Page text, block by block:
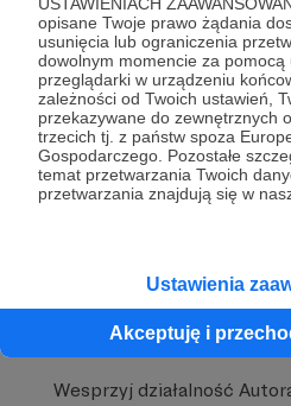
opisane Twoje prawo żądania
usunięcia lub ograniczenia
dowolnym momencie za pomocą
przeglądarki w urządzeniu
zależności od Twoich ustawień,
przekazywane do zewnętrznych
trzecich tj. z państw spoza
Gospodarczego. Pozostałe
temat przetwarzania Twoich
przetwarzania znajdują się w
Ustawienia
Akceptuję i
« 1 2 3
Dołącz do
Wesprzyj działalność